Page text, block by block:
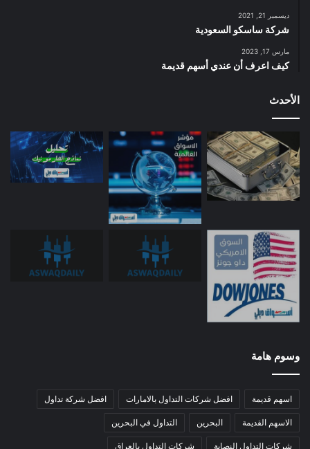
ديسمبر 21, 2021
شركة ساسكو السعودية
مارس 17, 2023
كيف اعرف أن عندي أسهم قديمة
الأحدث
وسوم هامة
اسهم قديمة افضل شركات التداول بالامارات افضل شركة تداول
الاسهم القديمة البحرين التداول في البحرين
شركات التداول النصابة شركات التداول بالعراق